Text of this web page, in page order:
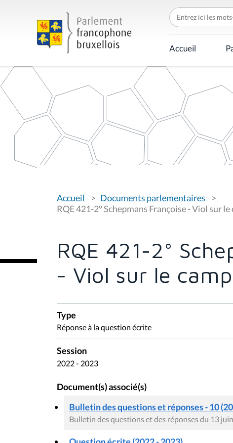
C
h
e
r
c
h
r
p
Accueil
o
u
s
s
Accueil
Documents parlementaires
RQE 421-2° Schepmans Françoise - Viol sur
RQE 421-2°
- Viol sur le
Type
Réponse à la question écrite
Session
2022 - 2023
Document(s) associé(s)
Bulletin des questions et réponses - 10
Bulletin des questions et des réponses du 13